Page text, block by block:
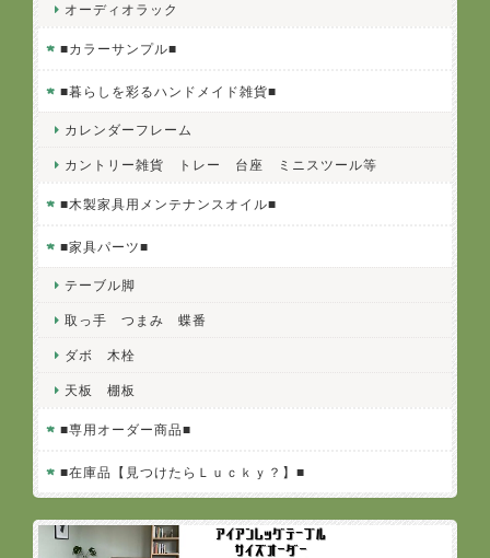
オーディオラック
■カラーサンプル■
■暮らしを彩るハンドメイド雑貨■
カレンダーフレーム
カントリー雑貨 トレー 台座 ミニスツール等
■木製家具用メンテナンスオイル■
■家具パーツ■
テーブル脚
取っ手 つまみ 蝶番
ダボ 木栓
天板 棚板
■専用オーダー商品■
■在庫品【見つけたらＬｕｃｋｙ？】■